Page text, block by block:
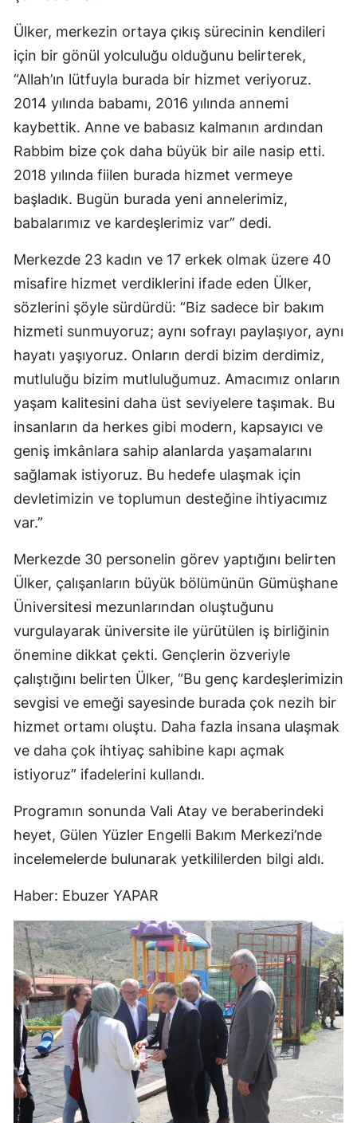
Yozgat
Zonguldak
Aksaray
Bayburt
Karaman
Kırıkkale
Batman
Şırnak
Bartın
Ardahan
Iğdır
Yalova
Karabük
Kilis
Osmaniye
Ülker, merkezin ortaya çıkış sürecinin kendileri
için bir gönül yolculuğu olduğunu belirterek,
“Allah’ın lütfuyla burada bir hizmet veriyoruz.
2014 yılında babamı, 2016 yılında annemi
kaybettik. Anne ve babasız kalmanın ardından
Rabbim bize çok daha büyük bir aile nasip etti.
2018 yılında fiilen burada hizmet vermeye
başladık. Bugün burada yeni annelerimiz,
babalarımız ve kardeşlerimiz var” dedi.
Merkezde 23 kadın ve 17 erkek olmak üzere 40
misafire hizmet verdiklerini ifade eden Ülker,
sözlerini şöyle sürdürdü: “Biz sadece bir bakım
hizmeti sunmuyoruz; aynı sofrayı paylaşıyor, aynı
hayatı yaşıyoruz. Onların derdi bizim derdimiz,
mutluluğu bizim mutluluğumuz. Amacımız onların
yaşam kalitesini daha üst seviyelere taşımak. Bu
insanların da herkes gibi modern, kapsayıcı ve
geniş imkânlara sahip alanlarda yaşamalarını
sağlamak istiyoruz. Bu hedefe ulaşmak için
devletimizin ve toplumun desteğine ihtiyacımız
var.”
Merkezde 30 personelin görev yaptığını belirten
Ülker, çalışanların büyük bölümünün Gümüşhane
Üniversitesi mezunlarından oluştuğunu
vurgulayarak üniversite ile yürütülen iş birliğinin
önemine dikkat çekti. Gençlerin özveriyle
çalıştığını belirten Ülker, “Bu genç kardeşlerimizin
sevgisi ve emeği sayesinde burada çok nezih bir
hizmet ortamı oluştu. Daha fazla insana ulaşmak
ve daha çok ihtiyaç sahibine kapı açmak
istiyoruz” ifadelerini kullandı.
Programın sonunda Vali Atay ve beraberindeki
heyet, Gülen Yüzler Engelli Bakım Merkezi’nde
incelemelerde bulunarak yetkililerden bilgi aldı.
Haber: Ebuzer YAPAR